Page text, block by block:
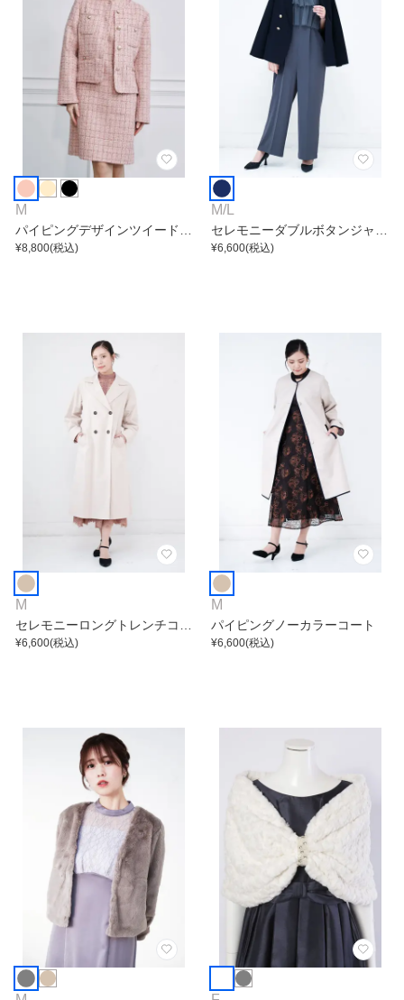
M
パイピングデザインツイードジ
ャケット
¥8,800(税込)
M/L
セレモニーダブルボタンジャケ
ット
¥6,600(税込)
M
セレモニーロングトレンチコー
ト
¥6,600(税込)
M
パイピングノーカラーコート
¥6,600(税込)